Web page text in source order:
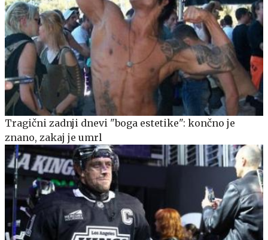
Tragični zadnji dnevi "boga estetike": končno je
znano, zakaj je umrl